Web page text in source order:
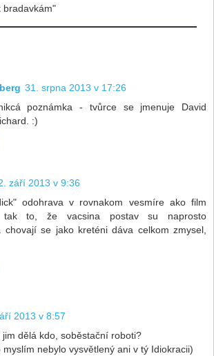
bradavkám"
31. srpna 2013 v 17:26
poznámka - tvůrce se jmenuje David
:)
září 2013 v 9:36
odohrava v rovnakom vesmíre ako film
tak to, že vacsina postav su naprosto
chovají se jako kreténi dáva celkom zmysel,
2013 v 8:57
jim dělá kdo, soběstační roboti?
myslím nebylo vysvětlený ani v tý Idiokracii)